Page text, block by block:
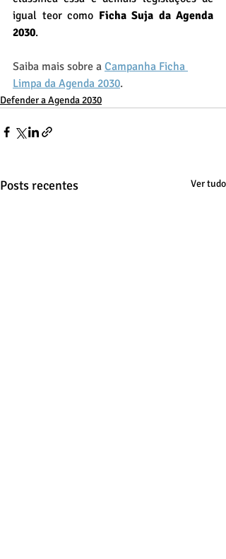
igual teor como Ficha Suja da Agenda
2030.
Saiba mais sobre a Campanha Ficha
Limpa da Agenda 2030.
Defender a Agenda 2030
Posts recentes Ver tudo